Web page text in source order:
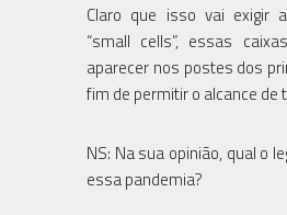
Claro que isso vai exigir
“small cells”, essas
aparecer nos postes dos
fim de permitir o alcance de
NS: Na sua opinião, qual o
essa pandemia?